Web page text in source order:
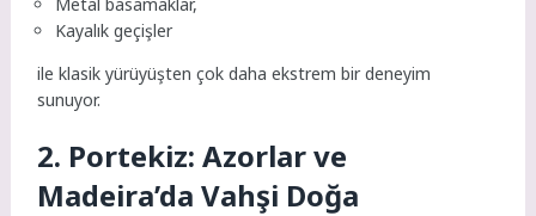
Kayalık geçişler
ile klasik yürüyüşten çok daha ekstrem bir deneyim
sunuyor.
2. Portekiz: Azorlar ve
Madeira’da Vahşi Doğa